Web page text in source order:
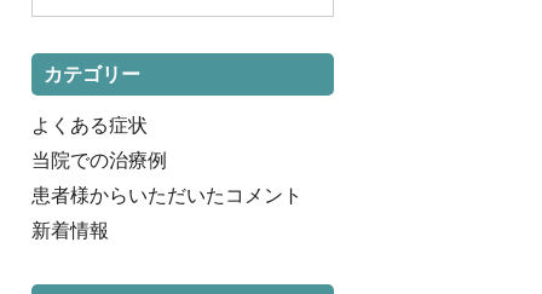
カテゴリー
よくある症状
当院での治療例
患者様からいただいたコメント
新着情報